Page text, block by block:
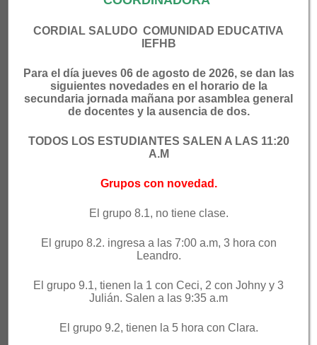
sociedad, para la ciudadanía, la diversidad, el
ENLACES RÁPIDOS
Recursos Digitales
Parque Explora
UdeA
UNAL
SENA
Desarrollado por Rara Theme . Funciona con WordPress
CORDIAL SALUDO COMUNIDAD EDUCATIVA
IEFHB
Para el día jueves 06 de agosto de 2026, se dan las
siguientes novedades en el horario de la
secundaria jornada mañana por asamblea general
de docentes y la ausencia de dos.
TODOS LOS ESTUDIANTES SALEN A LAS 11:20
A.M
Grupos con novedad.
El grupo 8.1, no tiene clase.
El grupo 8.2. ingresa a las 7:00 a.m, 3 hora con
Leandro.
El grupo 9.1, tienen la 1 con Ceci, 2 con Johny y 3
Julián. Salen a las 9:35 a.m
El grupo 9.2, tienen la 5 hora con Clara.